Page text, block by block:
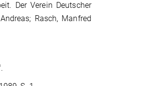
Der Verein Deutscher
Rasch, Manfred